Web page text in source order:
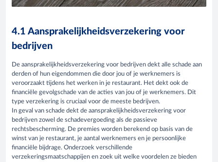
4.1 Aansprakelijkheidsverzekering voor
bedrijven
De aansprakelijkheidsverzekering voor bedrijven dekt alle schade aan
derden of hun eigendommen die door jou of je werknemers is
veroorzaakt tijdens het werken in je restaurant. Het dekt ook de
financiële gevolgschade van de acties van jou of je werknemers. Dit
type verzekering is cruciaal voor de meeste bedrijven.
In geval van schade dekt de aansprakelijkheidsverzekering voor
bedrijven zowel de schadevergoeding als de passieve
rechtsbescherming. De premies worden berekend op basis van de
winst van je restaurant, je aantal werknemers en je persoonlijke
financiële bijdrage. Onderzoek verschillende
verzekeringsmaatschappijen en zoek uit welke voordelen ze bieden